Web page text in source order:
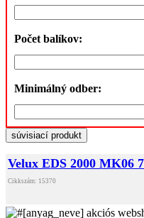
Počet balíkov:
Minimálný odber:
súvisiací produkt
Velux EDS 2000 MK06
Cikkszám: 15370